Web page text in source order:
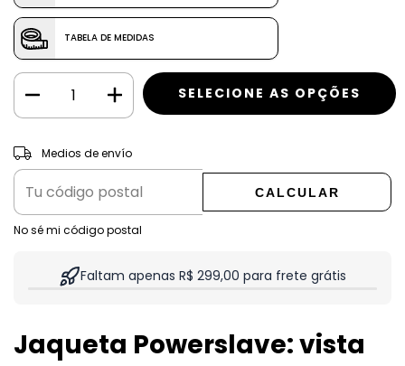
TABELA DE MEDIDAS
Entregas para el CP:
Medios de envío
CALCULAR
No sé mi código postal
Faltam apenas R$ 299,00 para frete grátis
Jaqueta Powerslave: vista